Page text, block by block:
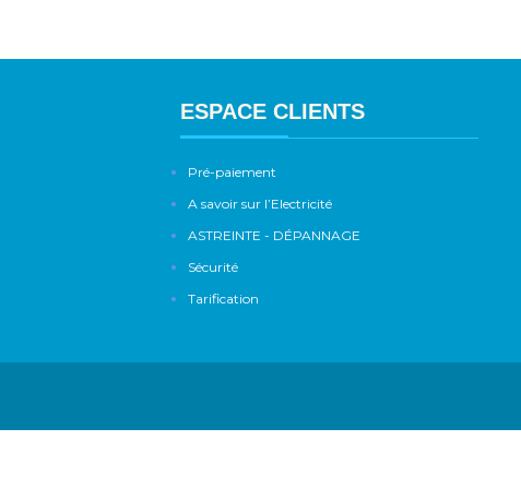
ESPACE CLIENTS
Pré-paiement
A savoir sur l’Electricité
ASTREINTE - DÉPANNAGE
Sécurité
Tarification